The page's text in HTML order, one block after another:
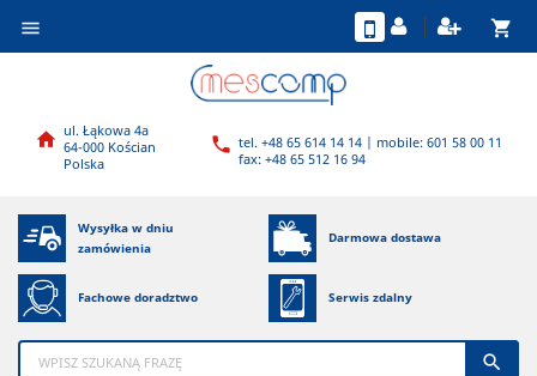
 shopping_cart
 ul. Łąkowa 4a
64-000 Kościan
Polska
 tel. +48 65 614 14 14 | mobile: 601 58 00 11
fax: +48 65 512 16 94
Wysyłka w dniu
zamówienia
Darmowa dostawa
Fachowe doradztwo Serwis zdalny
